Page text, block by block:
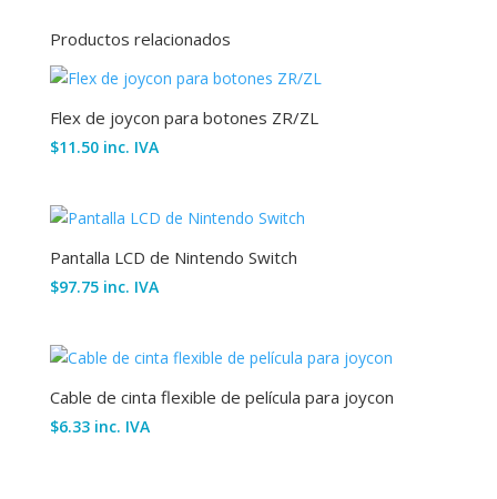
Productos relacionados
Flex de joycon para botones ZR/ZL
$11.50 inc. IVA
Pantalla LCD de Nintendo Switch
$97.75 inc. IVA
Cable de cinta flexible de película para joycon
$6.33 inc. IVA